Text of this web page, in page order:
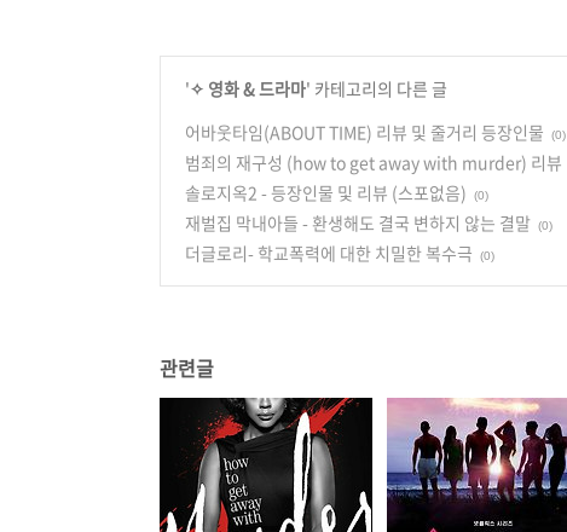
'✧ 영화 & 드라마' 카테고리의 다른 글
어바웃타임(ABOUT TIME) 리뷰 및 줄거리 등장인물
(0)
범죄의 재구성 (how to get away with murder) 리뷰
솔로지옥2 - 등장인물 및 리뷰 (스포없음) (0)
재벌집 막내아들 - 환생해도 결국 변하지 않는 결말 (0)
더글로리- 학교폭력에 대한 치밀한 복수극 (0)
관련글